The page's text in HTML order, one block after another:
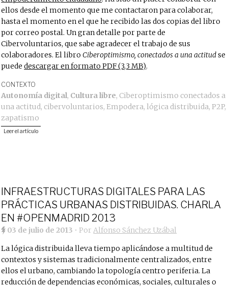
ellos desde el momento que me contactaron para colaborar,
hasta el momento en el que he recibido las dos copias del libro
por correo postal. Un gran detalle por parte de
Cibervoluntarios, que sabe agradecer el trabajo de sus
colaboradores. El libro Ciberoptimismo, conectados a una actitudse
puededescargar en formato PDF (3,3 MB).
CONTEXTO
Autonomía digital, Cultura libre, Ciberoptimismo conectados a
una actitud, cibervoluntarios,Empodera,lógica distribuida,P2P,
zapatismo
Leer el artículo
INFRAESTRUCTURAS DIGITALES PARA LAS
PRÁCTICAS URBANAS DISTRIBUIDAS. CHARLA
EN #OPENMADRID 2013
03 de julio de 2013 • PorAlfonso Sánchez Uzábal
La lógica distribuida lleva tiempo aplicándose a multitud de
contextos y sistemas tradicionalmente centralizados, entre
ellos el urbano, cambiando la topología centro periferia. La
reducción de dependencias económicas, sociales, culturales o